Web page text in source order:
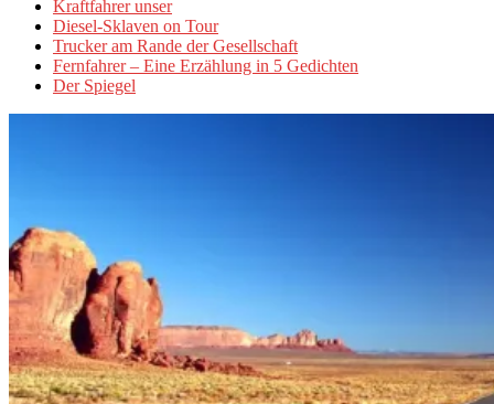
Kraftfahrer unser
Diesel-Sklaven on Tour
Trucker am Rande der Gesellschaft
Fernfahrer – Eine Erzählung in 5 Gedichten
Der Spiegel